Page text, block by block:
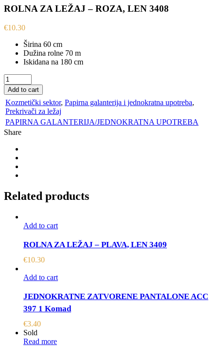
ROLNA ZA LEŽAJ – ROZA, LEN 3408
€10.30
Širina 60 cm
Dužina rolne 70 m
Iskidana na 180 cm
ROLNA
ZA
LEŽAJ
-
ROZA,
LEN
3408
Add to cart
Kozmetički sektor, Papirna galanterija i jednokratna upotreba,
Prekrivači za ležaj
PAPIRNA GALANTERIJA/JEDNOKRATNA UPOTREBA
Share
Related products
Add to cart
ROLNA ZA LEŽAJ – PLAVA, LEN 3409
€10.30
Add to cart
JEDNOKRATNE ZATVORENE PANTALONE ACC
397 1 Komad
€3.40
Sold
Read more